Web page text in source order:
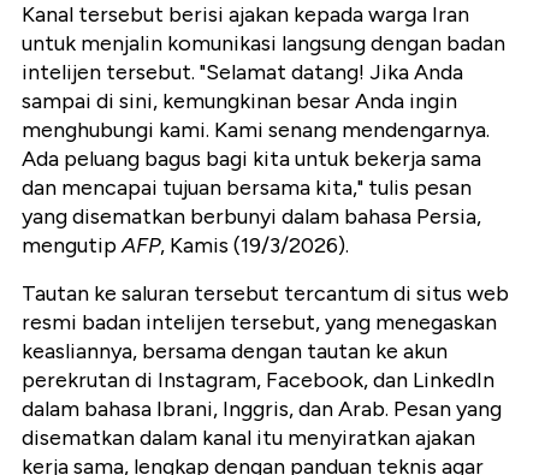
Kanal tersebut berisi ajakan kepada warga Iran
untuk menjalin komunikasi langsung dengan badan
intelijen tersebut. "Selamat datang! Jika Anda
sampai di sini, kemungkinan besar Anda ingin
menghubungi kami. Kami senang mendengarnya.
Ada peluang bagus bagi kita untuk bekerja sama
dan mencapai tujuan bersama kita," tulis pesan
yang disematkan berbunyi dalam bahasa Persia,
mengutipAFP, Kamis (19/3/2026).
Tautan ke saluran tersebut tercantum di situs web
resmi badan intelijen tersebut, yang menegaskan
keasliannya, bersama dengan tautan ke akun
perekrutan di Instagram, Facebook, dan LinkedIn
dalam bahasa Ibrani, Inggris, dan Arab. Pesan yang
disematkan dalam kanal itu menyiratkan ajakan
kerja sama, lengkap dengan panduan teknis agar